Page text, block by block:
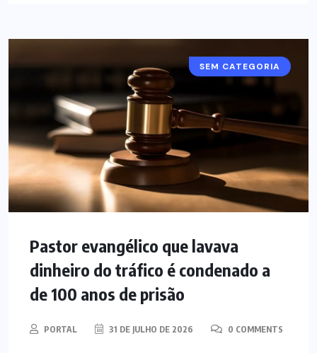
SEM CATEGORIA
Pastor evangélico que lavava
dinheiro do tráfico é condenado a
de 100 anos de prisão
PORTAL 31 DE JULHO DE 2026 0 COMMENTS